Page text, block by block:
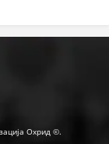
Охрид ©.